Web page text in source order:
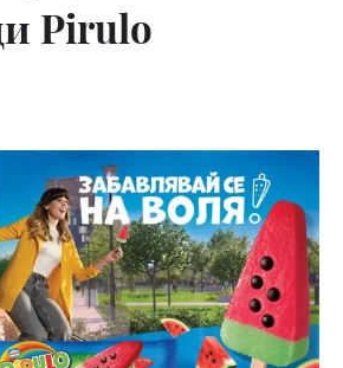
Pirulo